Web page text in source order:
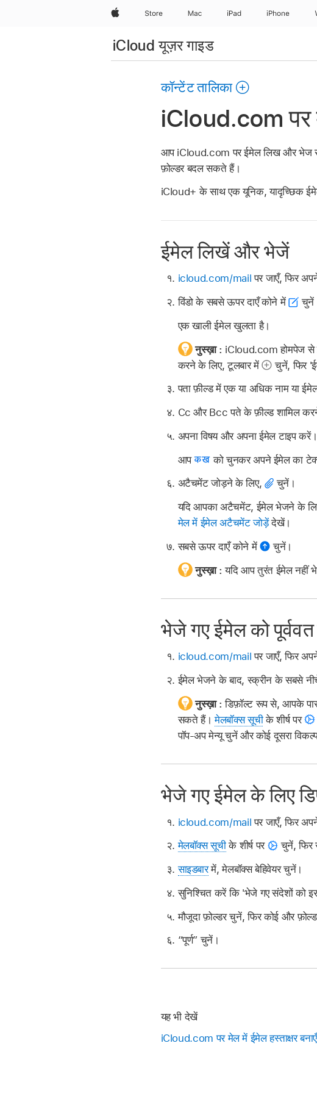
AppleStore Mac iPad iPhone
iCloud यूज़र गाइड
कॉन्टेंट तालिका
iCloud.com
आप iCloud.com पर ईमेल लिख और भेज
फ़ोल्डर बदल सकते हैं।
iCloud+ के साथ एक यूनिक, यादृच्छिक
ईमेल लिखें और भेजें
icloud.com/mail पर जाएँ, फिर
विंडो के सबसे ऊपर दाएँ कोने में
एक खाली ईमेल खुलता है।
नुस्ख़ा : iCloud.com होमपेज
करने के लिए, टूलबार में
चुनें, फिर
पता फ़ील्ड में एक या अधिक नाम या
Cc और Bcc पते के फ़ील्ड शामिल
अपना विषय और अपना ईमेल टाइप करें।
आप
को चुनकर अपने ईमेल का
अटैचमेंट जोड़ने के लिए,
चुनें।
यदि आपका अटैचमेंट, ईमेल भेजने के
मेल में ईमेल अटैचमेंट जोड़ेंदेखें।
सबसे ऊपर दाएँ कोने में
चुनें।
नुस्ख़ा :यदि आप तुरंत ईमेल नहीं
भेजे गए ईमेल को
icloud.com/mail पर जाएँ, फिर
ईमेल भेजने के बाद, स्क्रीन के सबसे
नुस्ख़ा :डिफ़ॉल्ट रूप से, आपके
सकते हैं।मेलबॉक्स सूचीके शीर्ष पर
पॉप-अप मेन्यू चुनें और कोई दूसरा
भेजे गए ईमेल के लिए
icloud.com/mail पर जाएँ, फिर
मेलबॉक्स सूचीके शीर्ष पर
चुनें, फिर
साइडबारमें, मेलबॉक्स बेहिवेयर चुनें।
सुनिश्चित करें कि 'भेजे गए संदेशों को
मौजूदा फ़ोल्डर चुनें, फिर कोई और
“पूर्ण” चुनें।
यह भी देखें
iCloud.com पर मेल में ईमेल हस्ताक्षर बनाएँ